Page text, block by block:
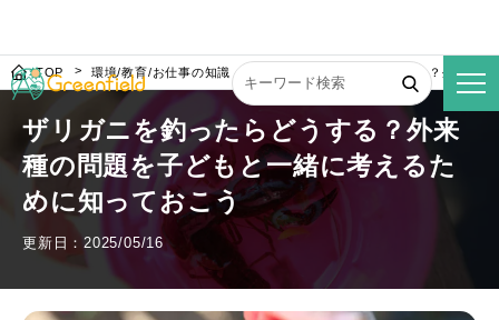
TOP 環境/教育/お仕事の知識 ザリガニを釣ったらどうする？外来種
ザリガニを釣ったらどうする？外来
種の問題を子どもと一緒に考えるた
めに知っておこう
更新日：2025/05/16